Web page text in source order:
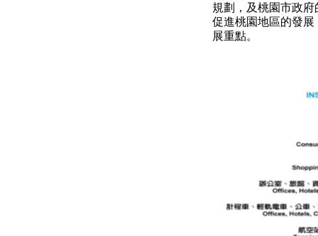
規劃，及桃園市政
促進桃園地區的發
展重點。